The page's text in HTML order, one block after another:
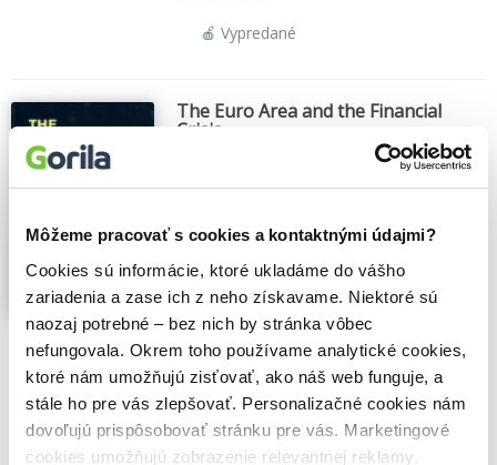
Môžeme pracovať s cookies a kontaktnými údajmi?
Cookies sú informácie, ktoré ukladáme do vášho
zariadenia a zase ich z neho získavame. Niektoré sú
naozaj potrebné – bez nich by stránka vôbec
nefungovala. Okrem toho používame analytické cookies,
ktoré nám umožňujú zisťovať, ako náš web funguje, a
stále ho pre vás zlepšovať. Personalizačné cookies nám
dovoľujú prispôsobovať stránku pre vás. Marketingové
cookies umožňujú zobrazenie relevantnej reklamy.
🍎 Vypredané
The Euro Area and the Financial
Crisis
Ľudovít Ódor,Miroslav
Cambridge University Press
The financial crisis of 2007–10 has
challenges for those concerned with the
long-term stability of the euro area. It has
shown that price stability as provided by
the European Central Bank is not enough
to guarantee...
Zobraziť viac
🌴 Máme na sklade, posielame ihneď.
Do košíka